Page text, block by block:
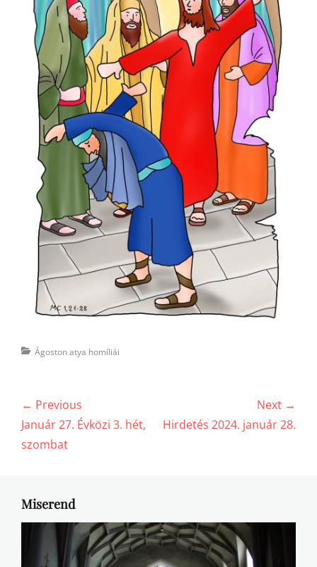
Categories
Ágoston atya homíliái
Bejegyzés
navigáció
← Previous
Previous
post:
Január 27. Évközi 3. hét,
szombat
Next →
Next
Hirdetés 2024. január 28.
Miserend